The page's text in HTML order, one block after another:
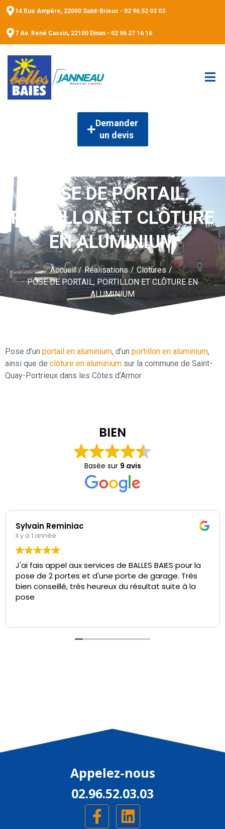
14 Rue Ampère, 22000 Saint-Brieuc - 02 96 52 03 03
7 Av. René Cassin, 22100 Dinan - 02 96 27 16 16
Demander
un devis
POSE DE PORTAIL,
PORTILLON ET CLÔTURE
EN ALUMINIUM
Accueil / Réalisations / Clotures /
POSE DE PORTAIL, PORTILLON ET CLÔTURE EN
ALUMINIUM
Pose d’un portail en aluminium, d’un portillon en aluminium,
ainsi que de clôture en aluminium sur la commune de Saint-
Quay-Portrieux dans les Côtes d’Armor
BIEN
Basée sur 9 avis
Sylvain Reminiac
il y a 1 année
J'ai fais appel aux services de BALLES BAIES pour la
pose de 2 portes et d'une porte de garage. Très
bien conseillé, très heureux du résultat suite à la
pose
Appelez-nous
02.96.52.03.03